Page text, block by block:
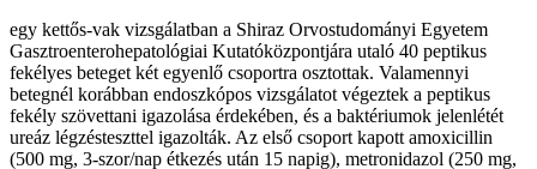
egy kettős-vak vizsgálatban a Shiraz Orvostudományi Egyetem
Gasztroenterohepatológiai Kutatóközpontjára utaló 40 peptikus
fekélyes beteget két egyenlő csoportra osztottak. Valamennyi
betegnél korábban endoszkópos vizsgálatot végeztek a peptikus
fekély szövettani igazolása érdekében, és a baktériumok jelenlétét
ureáz légzésteszttel igazolták. Az első csoport kapott amoxicillin
(500 mg, 3-szor/nap étkezés után 15 napig), metronidazol (250 mg,